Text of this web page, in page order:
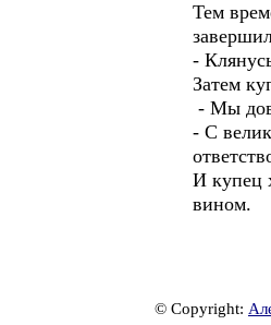
Тем
-
Затем
- Мы
- С
И купец
вином.
© Copyright: